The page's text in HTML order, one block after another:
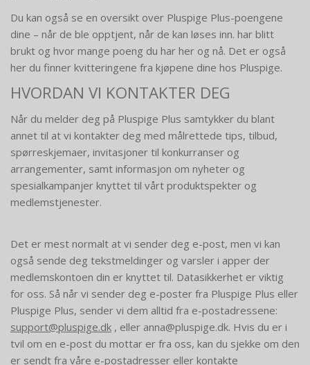
Du kan også se en oversikt over Pluspige Plus-poengene
dine – når de ble opptjent, når de kan løses inn. har blitt
brukt og hvor mange poeng du har her og nå. Det er også
her du finner kvitteringene fra kjøpene dine hos Pluspige.
HVORDAN VI KONTAKTER DEG
Når du melder deg på Pluspige Plus samtykker du blant
annet til at vi kontakter deg med målrettede tips, tilbud,
spørreskjemaer, invitasjoner til konkurranser og
arrangementer, samt informasjon om nyheter og
spesialkampanjer knyttet til vårt produktspekter og
medlemstjenester.
Det er mest normalt at vi sender deg e-post, men vi kan
også sende deg tekstmeldinger og varsler i apper der
medlemskontoen din er knyttet til. Datasikkerhet er viktig
for oss. Så når vi sender deg e-poster fra Pluspige Plus eller
Pluspige Plus, sender vi dem alltid fra e-postadressene:
support@pluspige.dk , eller anna@pluspige.dk. Hvis du er i
tvil om en e-post du mottar er fra oss, kan du sjekke om den
er sendt fra våre e-postadresser eller kontakte